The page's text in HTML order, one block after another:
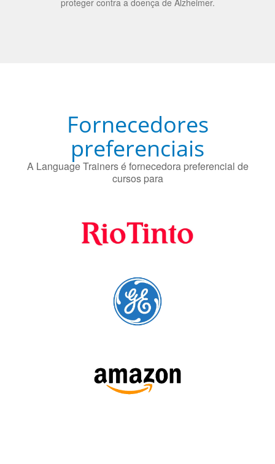
Fornecedores
preferenciais
A Language Trainers é fornecedora preferencial de
cursos para